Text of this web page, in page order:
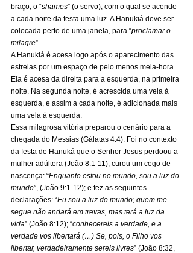
braço, o “shames” (o servo), com o qual se acende
a cada noite da festa uma luz. A Hanukiá deve ser
colocada perto de uma janela, para “proclamar o
milagre”.
A Hanukiá é acesa logo após o aparecimento das
estrelas por um espaço de pelo menos meia-hora.
Ela é acesa da direita para a esquerda, na primeira
noite. Na segunda noite, é acrescida uma vela à
esquerda, e assim a cada noite, é adicionada mais
uma vela à esquerda.
Essa milagrosa vitória preparou o cenário para a
chegada do Messias (Gálatas 4:4). Foi no contexto
da festa de Hanuká que o Senhor Jesus perdoou a
mulher adúltera (João 8:1-11); curou um cego de
nascença: “Enquanto estou no mundo, sou a luz do
mundo”, (João 9:1-12); e fez as seguintes
declarações: “Eu sou a luz do mundo; quem me
segue não andará em trevas, mas terá a luz da
vida” (João 8:12); “conhecereis a verdade, e a
verdade vos libertará (…) Se, pois, o Filho vos
libertar, verdadeiramente sereis livres” (João 8:32,